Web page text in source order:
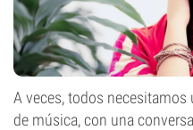
A veces, todos
de música, con una